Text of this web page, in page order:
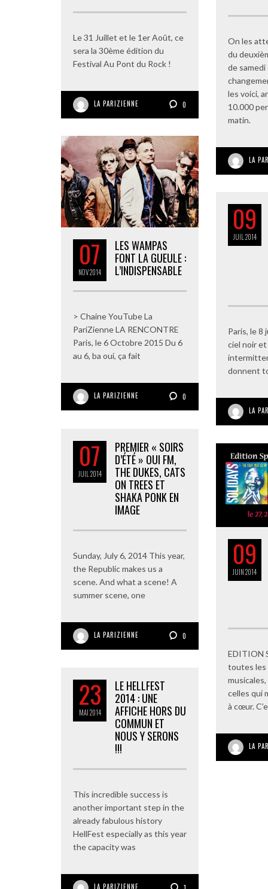
Le 31 Juillet et le 1er Août, ce
sera la 30ème édition du
Festival Au Pont du Rock !
LA PARIZIENNE 0
On les
du
de
les voici,
10.000
matin.
LA
07
NOV2014
LES WAMPAS
FONT LA GUEULE :
L’INDISPENSABLE
> Chaine YouTube La
PariZienne LA RENCONTRE
Paris, le 6 Octobre 2015 Du 6
au 6, ba oui, ça fait
LA PARIZIENNE 0
09
JUIL 2014
Paris, le 8
ciel noir
donnent
LA
07
JUIL 2014
PREMIER « SOIRS
D’ÉTÉ » OUI FM,
THE DUKES, CATS
ON TREES ET
SHAKA PONK EN
IMAGE
Sunday, July 6, 2014 This year,
the Republic makes us a
scene. And what a scene! A
summer scene, one
LA PARIZIENNE 0
09
JUIN2014
EDITION
toutes les
celles qui
à cœur.
LA
23
MAI2014
LE HELLFEST
2014 : UNE
AFFICHE HORS DU
COMMUN ET
NOUS Y SERONS
!!!
This incredible success is
another important step in the
already fabulous history
HellFest especially as this year
the capacity was
LA PARIZIENNE